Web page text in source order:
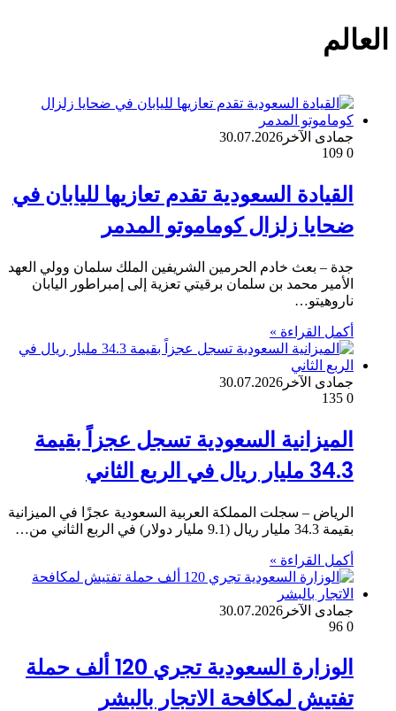
العالم
جمادى الآخر 30.07.2026
0
القيادة السعودية تقدم تعازيها لليابان في
ضحايا زلزال كوماموتو المدمر
جدة – بعث خادم الحرمين الشريفين الملك سلمان وولي العهد
الأمير محمد بن سلمان برقيتي تعزية إلى إمبراطور اليابان
ناروهيتو…
أكمل القراءة »
جمادى الآخر 30.07.2026
0
الميزانية السعودية تسجل عجزاً بقيمة
34.3 مليار ريال في الربع الثاني
الرياض – سجلت المملكة العربية السعودية عجزًا في الميزانية
بقيمة 34.3 مليار ريال (9.1 مليار دولار) في الربع الثاني من…
أكمل القراءة »
جمادى الآخر 30.07.2026
0
الوزارة السعودية تجري 120 ألف حملة
تفتيش لمكافحة الاتجار بالبشر